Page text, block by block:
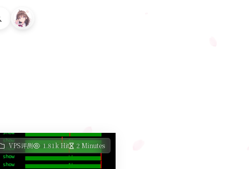
VPS评测 1.81k Hit 2 Minutes